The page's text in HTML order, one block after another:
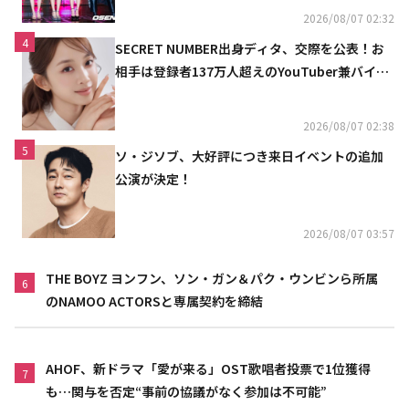
2026/08/07 02:32
4
SECRET NUMBER出身ディタ、交際を公表！お
相手は登録者137万人超えのYouTuber兼バイオ
2026/08/07 02:38
5
ソ・ジソブ、大好評につき来日イベントの追加
公演が決定！
2026/08/07 03:57
6
THE BOYZ ヨンフン、ソン・ガン＆パク・ウンビンら所属
のNAMOO ACTORSと専属契約を締結
7
AHOF、新ドラマ「愛が来る」OST歌唱者投票で1位獲得
も…関与を否定“事前の協議がなく参加は不可能”